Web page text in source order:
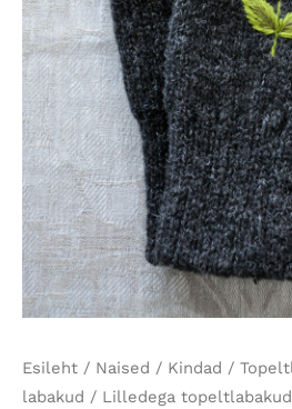
Esileht / Naised / Kindad /
labakud / Lilledega topeltlabakud